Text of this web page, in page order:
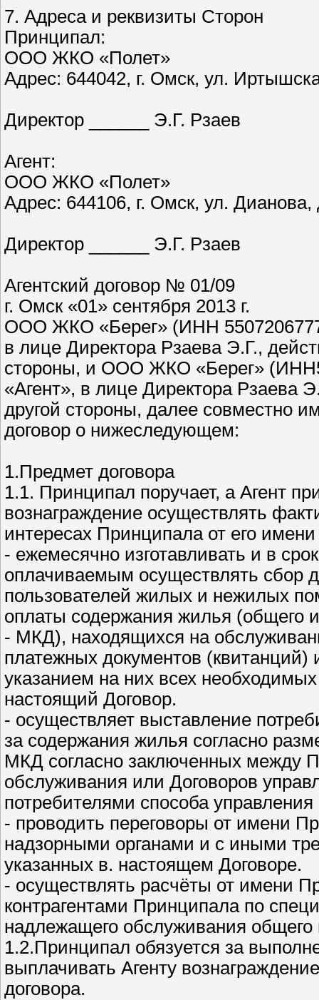
7. Адреса и реквизиты Сторон
Принципал:
ООО ЖКО «Полет»
Адрес: 644042, г. Омск, ул.
Директор ______ Э.Г. Рзаев
Агент:
ООО ЖКО «Полет»
Адрес: 644106, г. Омск, ул. Дианова,
Директор ______ Э.Г. Рзаев
Агентский договор № 01/09
г. Омск «01» сентября 2013 г.
ООО ЖКО «Берег» (ИНН
в лице Директора Рзаева Э.Г.,
стороны, и ООО ЖКО «Берег»
«Агент», в лице Директора Рзаева
другой стороны, далее совместно
договор о нижеследующем:
1.Предмет договора
1.1. Принципал поручает, а Агент
вознаграждение осуществлять
интересах Принципала от его
- ежемесячно изготавливать и в
оплачиваемым осуществлять сбор
пользователей жилых и нежилых
оплаты содержания жилья (общего
- МКД), находящихся на
платежных документов
указанием на них всех
настоящий Договор.
- осуществляет выставление
за содержания жилья согласно
МКД согласно заключенных между
обслуживания или Договоров
потребителями способа
- проводить переговоры от имени
надзорными органами и с иными
указанных в. настоящем Договоре.
- осуществлять расчёты от имени
контрагентами Принципала по
надлежащего обслуживания
1.2.Принципал обязуется за
выплачивать Агенту
договора.